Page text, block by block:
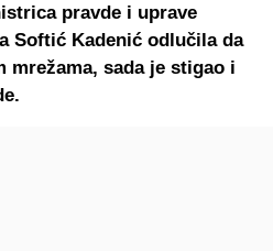
pravde i uprave
Softić Kadenić odlučila da
mrežama, sada je stigao i